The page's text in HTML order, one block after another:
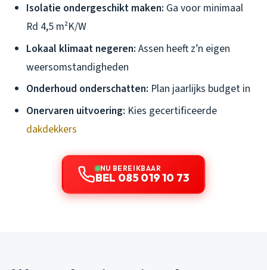
Isolatie ondergeschikt maken: Ga voor minimaal
Rd 4,5 m²K/W
Lokaal klimaat negeren: Assen heeft z’n eigen
weersomstandigheden
Onderhoud onderschatten: Plan jaarlijks budget in
Onervaren uitvoering: Kies gecertificeerde
dakdekkers
NU BEREIKBAAR
BEL 085 019 10 73